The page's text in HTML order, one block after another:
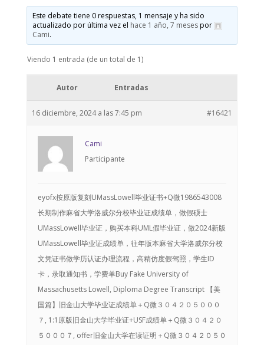
Este debate tiene 0 respuestas, 1 mensaje y ha sido
actualizado por última vez el hace 1 año, 7 mesespor
Cami.
Viendo 1 entrada (de un total de 1)
Autor Entradas
16 diciembre, 2024 a las 7:45 pm #16421
Cami
Participante
eyofx按原版复刻UMassLowell毕业证书+Q微1986543008
长期制作麻省大学洛威尔分校毕业证成绩单，做假硕士
UMassLowell毕业证，购买本科UML假毕业证，做2024新版
UMassLowell毕业证成绩单，往年版本麻省大学洛威尔分校
文凭证书做学历认证办理流程，高精仿度假驾照，学生ID
卡，录取通知书，学费单Buy Fake University of
Massachusetts Lowell, Diploma Degree Transcript 【美
国篇】旧金山大学毕业证成绩单＋Q微３０４２０５０００
７, 1:1原版旧金山大学毕业证+USF成绩单＋Q微３０４２０
５０００７, offer旧金山大学在读证明＋Q微３０４２０５０